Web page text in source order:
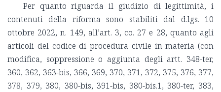
Per quanto riguarda il giudizio di legittimità, i
contenuti della riforma sono stabiliti dal d.lgs. 10
ottobre 2022, n. 149, all’art. 3, co. 27 e 28, quanto agli
articoli del codice di procedura civile in materia (con
modifica, soppressione o aggiunta degli artt. 348-ter,
360, 362, 363-bis, 366, 369, 370, 371, 372, 375, 376, 377,
378, 379, 380, 380-bis, 391-bis, 380-bis.1, 380-ter, 383,